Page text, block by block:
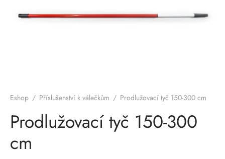
Eshop / Příslušenství k válečkům / Prodlužovací tyč 150-300 cm
Prodlužovací tyč 150-300
cm